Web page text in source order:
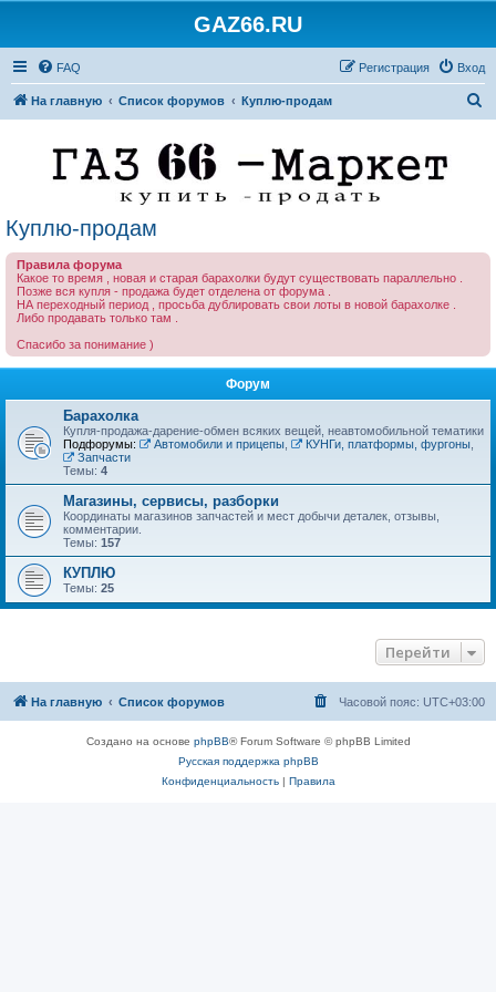
GAZ66.RU
FAQ Вход
Регистрация
На главную Список форумов Куплю-продам
Куплю-продам
Правила форума
Какое то время , новая и старая барахолки будут существовать параллельно .
Позже вся купля - продажа будет отделена от форума .
НА переходный период , просьба дублировать свои лоты в новой барахолке .
Либо продавать только там .
Спасибо за понимание )
Форум
Барахолка
Купля-продажа-дарение-обмен всяких вещей, неавтомобильной тематики
Подфорумы:
Автомобили и прицепы, КУНГи, платформы, фургоны,
Запчасти
Темы: 4
Магазины, сервисы, разборки
Координаты магазинов запчастей и мест добычи деталек, отзывы,
комментарии.
Темы: 157
КУПЛЮ
Темы: 25
Перейти
На главную Список форумов Часовой пояс: UTC+03:00
Создано на основе phpBB® Forum Software © phpBB Limited
Русская поддержка phpBB
Конфиденциальность| Правила